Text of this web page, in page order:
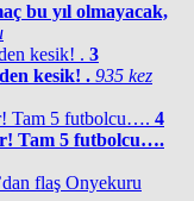
bu yıl olmayacak,
3
kesik! . 935 kez
4
Tam 5 futbolcu….